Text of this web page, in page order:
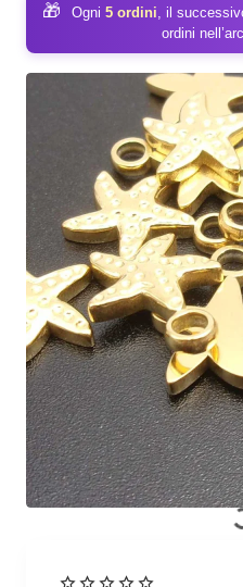
🎁 Ogni 5 ordini, il
ordini